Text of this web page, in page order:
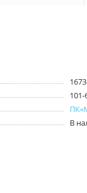
101-
В